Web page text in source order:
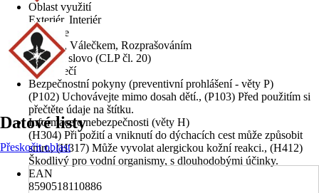
Oblast využití
Exteriér, Interiér
Aplikace
Štětcem, Válečkem, Rozprašováním
Signální slovo (CLP čl. 20)
Nebezpečí
Bezpečnostní pokyny (preventivní prohlášení - věty P)
(P102) Uchovávejte mimo dosah dětí., (P103) Před použitím si
přečtěte údaje na štítku.
Informace o nebezpečnosti (věty H)
(H304) Při požití a vniknutí do dýchacích cest může způsobit
smrt., (H317) Může vyvolat alergickou kožní reakci., (H412)
Škodlivý pro vodní organismy, s dlouhodobými účinky.
EAN
8590518110886
Datové listy
Přeskočit oblast